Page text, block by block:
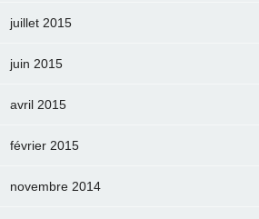
juillet 2015
juin 2015
avril 2015
février 2015
novembre 2014